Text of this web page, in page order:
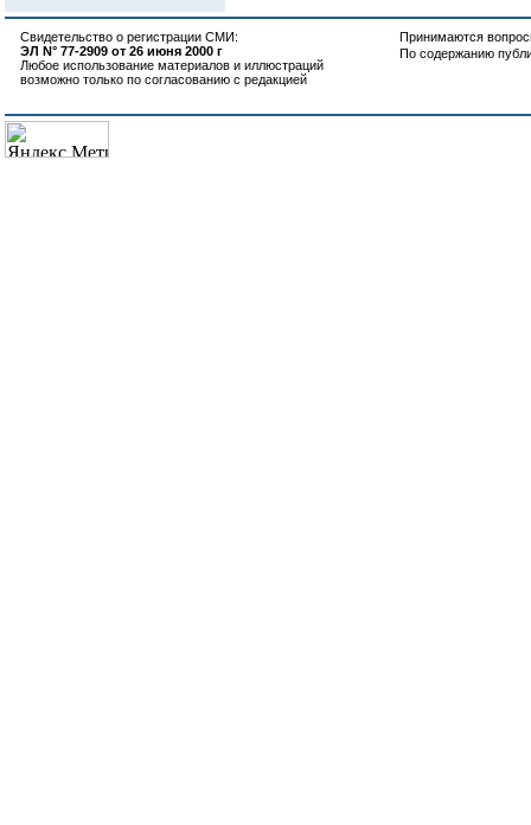
Свидетельство о регистрации СМИ:
ЭЛ N° 77-2909 от 26 июня 2000 г
Любое использование материалов и иллюстраций
возможно только по согласованию с редакцией
Принимаются
По содержанию